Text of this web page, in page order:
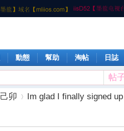
動態 幫助 淘帖 日誌
帖
己卯
Im glad I finally signed up